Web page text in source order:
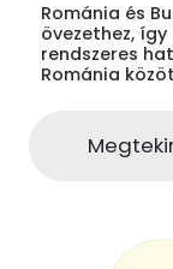
Románia és
övezethez,
rendszeres
Románia